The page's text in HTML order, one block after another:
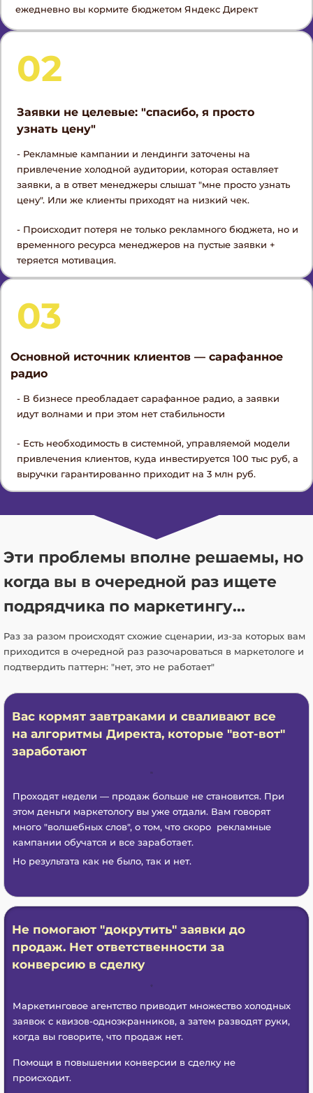
ежедневно вы кормите бюджетом Яндекс Директ
02
Заявки не целевые: "спасибо, я просто
узнать цену"
- Рекламные кампании и лендинги заточены на
привлечение холодной аудитории, которая оставляет
заявки, а в ответ менеджеры слышат "мне просто узнать
цену". Или же клиенты приходят на низкий чек.
- Происходит потеря не только рекламного бюджета, но и
временного ресурса менеджеров на пустые заявки +
теряется мотивация.
03
Основной источник клиентов — сарафанное
радио
- В бизнесе преобладает сарафанное радио, а заявки
идут волнами и при этом нет стабильности
- Есть необходимость в системной, управляемой модели
привлечения клиентов, куда инвестируется 100 тыс руб, а
выручки гарантированно приходит на 3 млн руб.
Эти проблемы вполне решаемы, но
когда вы в очередной раз ищете
подрядчика по маркетингу...
Раз за разом происходят схожие сценарии, из-за которых вам
приходится в очередной раз разочароваться в маркетологе и
подтвердить паттерн: "нет, это не работает"
Вас кормят завтраками и сваливают все
на алгоритмы Директа, которые "вот-вот"
заработают
Проходят недели — продаж больше не становится. При
этом деньги маркетологу вы уже отдали. Вам говорят
много "волшебных слов", о том, что скоро рекламные
кампании обучатся и все заработает.
Но результата как не было, так и нет.
Не помогают "докрутить" заявки до
продаж. Нет ответственности за
конверсию в сделку
Маркетинговое агентство приводит множество холодных
заявок с квизов-одноэкранников, а затем разводят руки,
когда вы говорите, что продаж нет.
Помощи в повышении конверсии в сделку не
происходит.